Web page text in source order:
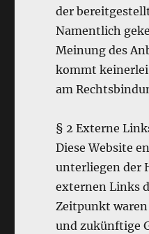
der
Namentlich
Meinung des
kommt keinerlei
am
§ 2 Externe
Diese Website
unterliegen der
externen Links
Zeitpunkt
und zukünftige